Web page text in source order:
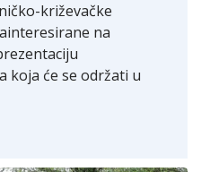
križevačke
na
koja će se održati u